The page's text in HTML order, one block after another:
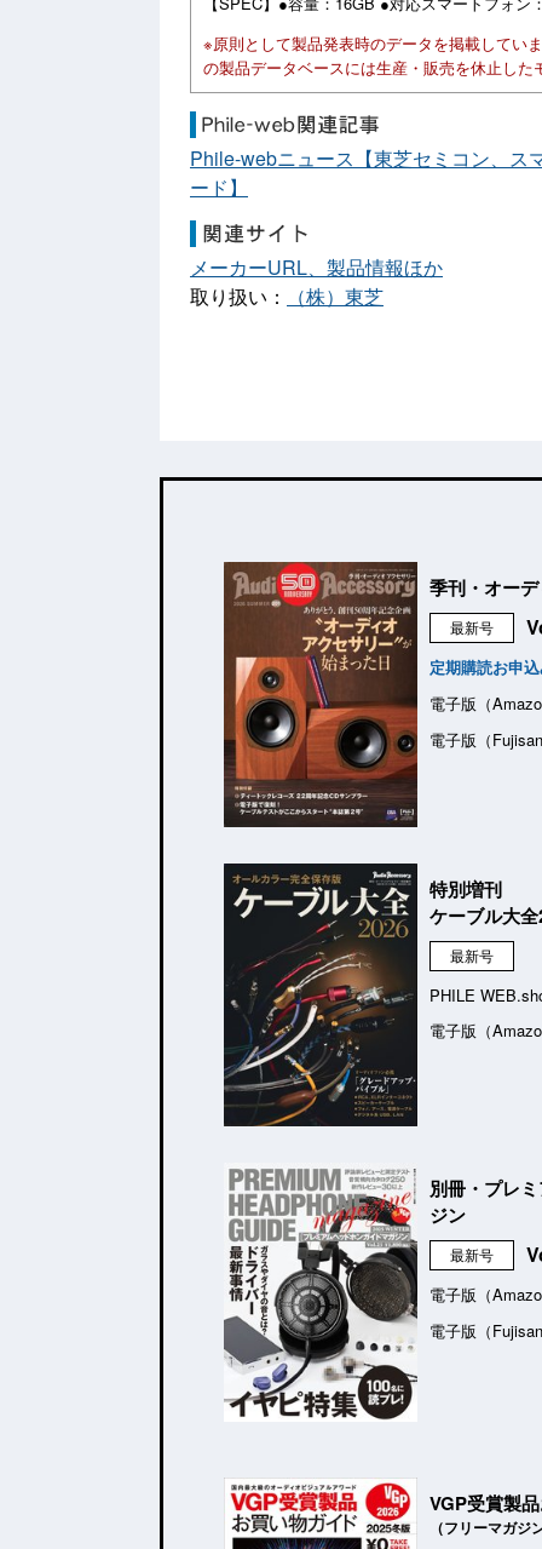
※原則として製品発表時のデータを掲載してい
の製品データベースには生産・販売を休止し
Phile-webニュース【東芝セミコン、
ード】
メーカーURL、製品情報ほか
取り扱い：
（株）東芝
季刊・オー
最新号
定期購読お申
電子版（
電子版（
特別増刊
ケーブル大
最新号
PHILE
電子版（
別冊・プレ
ジン
最新号
電子版（
電子版（
VGP受賞製
（フリーマガジ